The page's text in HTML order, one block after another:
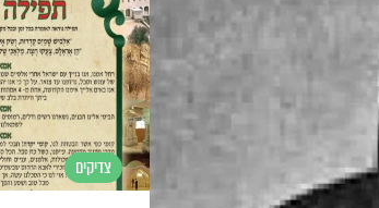
צדיקים